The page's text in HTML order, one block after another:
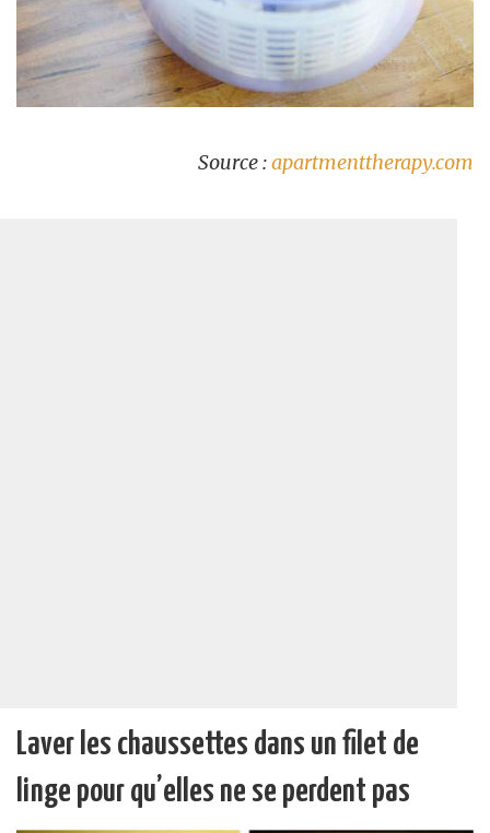
Source :apartmenttherapy.com
Laver les chaussettes dans un filet de
linge pour qu’elles ne se perdent pas